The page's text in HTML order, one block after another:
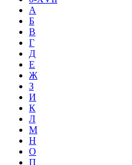
А
Б
В
Г
Д
Е
Ж
З
И
К
Л
М
Н
О
П